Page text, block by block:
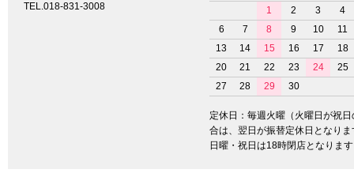
TEL.018-831-3008
1
2 3
4
6
7 8 9 10
11
13
14 15 16 17
18
20
21 22 23 24
25
27
28 29 30
定休日：毎週火曜（火曜日が祝日
合は、翌日が振替定休日となりま
日曜・祝日は18時閉店となりま